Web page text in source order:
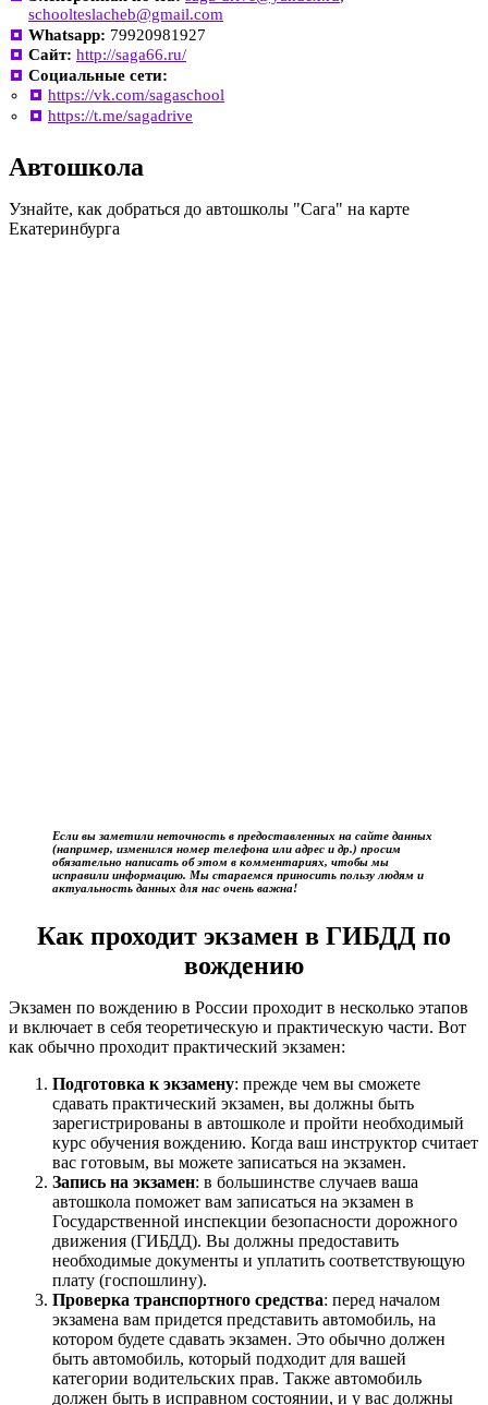
schoolteslacheb@gmail.com
Whatsapp: 79920981927
Сайт: http://saga66.ru/
Социальные сети:
https://vk.com/sagaschool
https://t.me/sagadrive
Автошкола
Узнайте, как добраться до автошколы "Сага" на карте
Екатеринбурга
Если вы заметили неточность в предоставленных на сайте данных
(например, изменился номер телефона или адрес и др.) просим
обязательно написать об этом в комментариях, чтобы мы
исправили информацию. Мы стараемся приносить пользу людям и
актуальность данных для нас очень важна!
Как проходит экзамен в ГИБДД по
вождению
Экзамен по вождению в России проходит в несколько этапов
и включает в себя теоретическую и практическую части. Вот
как обычно проходит практический экзамен:
Подготовка к экзамену: прежде чем вы сможете
сдавать практический экзамен, вы должны быть
зарегистрированы в автошколе и пройти необходимый
курс обучения вождению. Когда ваш инструктор считает
вас готовым, вы можете записаться на экзамен.
Запись на экзамен: в большинстве случаев ваша
автошкола поможет вам записаться на экзамен в
Государственной инспекции безопасности дорожного
движения (ГИБДД). Вы должны предоставить
необходимые документы и уплатить соответствующую
плату (госпошлину).
Проверка транспортного средства: перед началом
экзамена вам придется представить автомобиль, на
котором будете сдавать экзамен. Это обычно должен
быть автомобиль, который подходит для вашей
категории водительских прав. Также автомобиль
должен быть в исправном состоянии, и у вас должны